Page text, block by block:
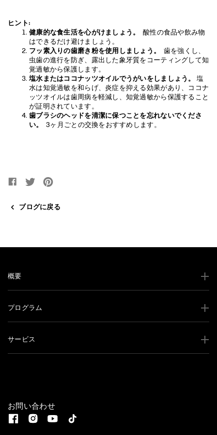
ヒント:
健康的な食生活を心がけましょう。
酸性の食品や飲み物
はできるだけ避けましょう。
フッ素入りの歯磨き粉を使用しましょう。
歯を強くし、
虫歯の進行を防ぎ、露出した象牙質をコーティングして知
覚過敏から保護します。
塩水またはココナッツオイルでうがいをしましょう。
塩
水は知覚過敏を和らげ、炎症を抑える効果があり、ココナ
ッツオイルは歯周病を軽減し、知覚過敏から保護すること
が証明されています。
歯ブラシのヘッドを清潔に保つことを忘れないでくださ
い。
3ヶ月ごとの交換をおすすめします。
Facebookでシェア
新しいウィンドウで開きます。
Twitterでツイート
新しいウィンドウで開きます。
Pinterestでピンする
新しいウィンドウで開きます。
ブログに戻る
概要
プログラム
サービス
お問い合わせ